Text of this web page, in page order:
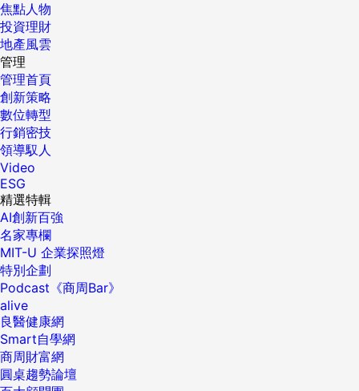
焦點人物
投資理財
地產風雲
管理
管理首頁
創新策略
數位轉型
行銷密技
領導馭人
Video
ESG
精選特輯
AI創新百強
名家專欄
MIT-U 企業探照燈
特別企劃
Podcast《商周Bar》
alive
良醫健康網
Smart自學網
商周財富網
圓桌趨勢論壇